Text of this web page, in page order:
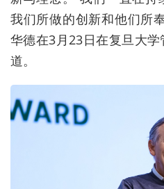
我们所做的创新和他们所
华德在3月23日在复旦大
道。